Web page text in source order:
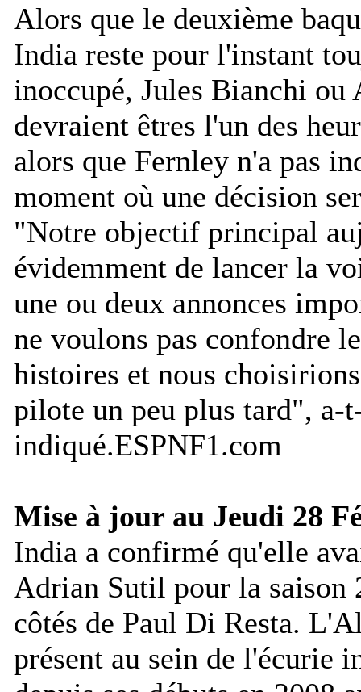
Alors que le deuxième
India reste pour l'instant
inoccupé, Jules Bianchi ou
devraient êtres l'un des
alors que Fernley n'a pas
moment où une décision
"Notre objectif principal
évidemment de lancer la
une ou deux annonces
ne voulons pas confondre
histoires et nous
pilote un peu plus tard", a-
indiqué.ESPNF1.com
Mise à jour au Jeudi 28
India a confirmé qu'elle
Adrian Sutil pour la saison
côtés de Paul Di Resta.
présent au sein de l'écurie